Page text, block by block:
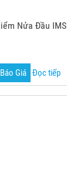
Nửa Đầu IMS
Giá Đọc tiếp